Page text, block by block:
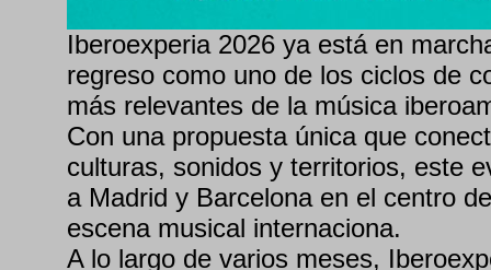
Iberoexperia 2026 ya está en
regreso como uno de los ciclos de
más relevantes de la música
Con una propuesta única que
culturas, sonidos y territorios, este
a Madrid y Barcelona en el centro
escena musical internaciona.
A lo largo de varios meses,